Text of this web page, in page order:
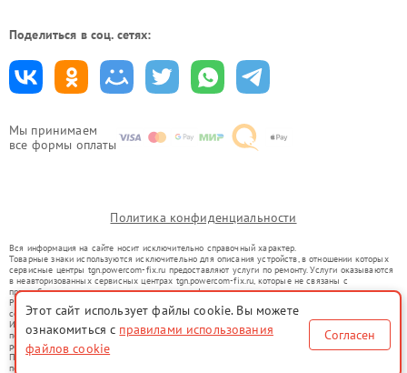
Мы принимаем
все формы оплаты
Поделиться в соц. сетях:
Политика конфиденциальности
Вся информация на сайте носит исключительно справочный характер.
Товарные знаки используются исключительно для описания устройств, в отношении которых
сервисные центры tgn.powercom-fix.ru предоставляют услуги по ремонту. Услуги оказываются
в неавторизованных сервисных центрах tgn.powercom-fix.ru, которые не связаны с
правообладателями товарных знаков или их официальными представителями.
Ремонт осуществляется для устройств, уже введенных в гражданский оборот в соответствии
со статьей 1487 ГК РФ.
Использование товарных знаков не преследует цели индивидуализации услуг или введения
потребителей в заблуждение, а служит для информирования о предоставляемых услугах по
ремонту техники указанных брендов.
Представленная на сайте информация не является публичной офертой, определяемой
положениями Статьи 437(2) Гражданского кодекса РФ
Этот сайт использует файлы cookie. Вы можете
ознакомиться с правилами использования
файлов cookie
Согласен